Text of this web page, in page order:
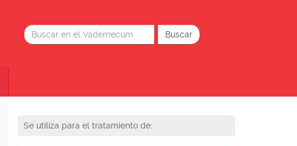
Se utiliza para el tratamiento de: